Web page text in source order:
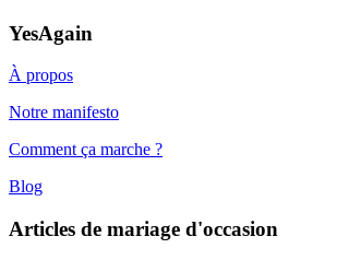
YesAgain
À propos
Notre manifesto
Comment ça marche ?
Blog
Articles de mariage d'occasion